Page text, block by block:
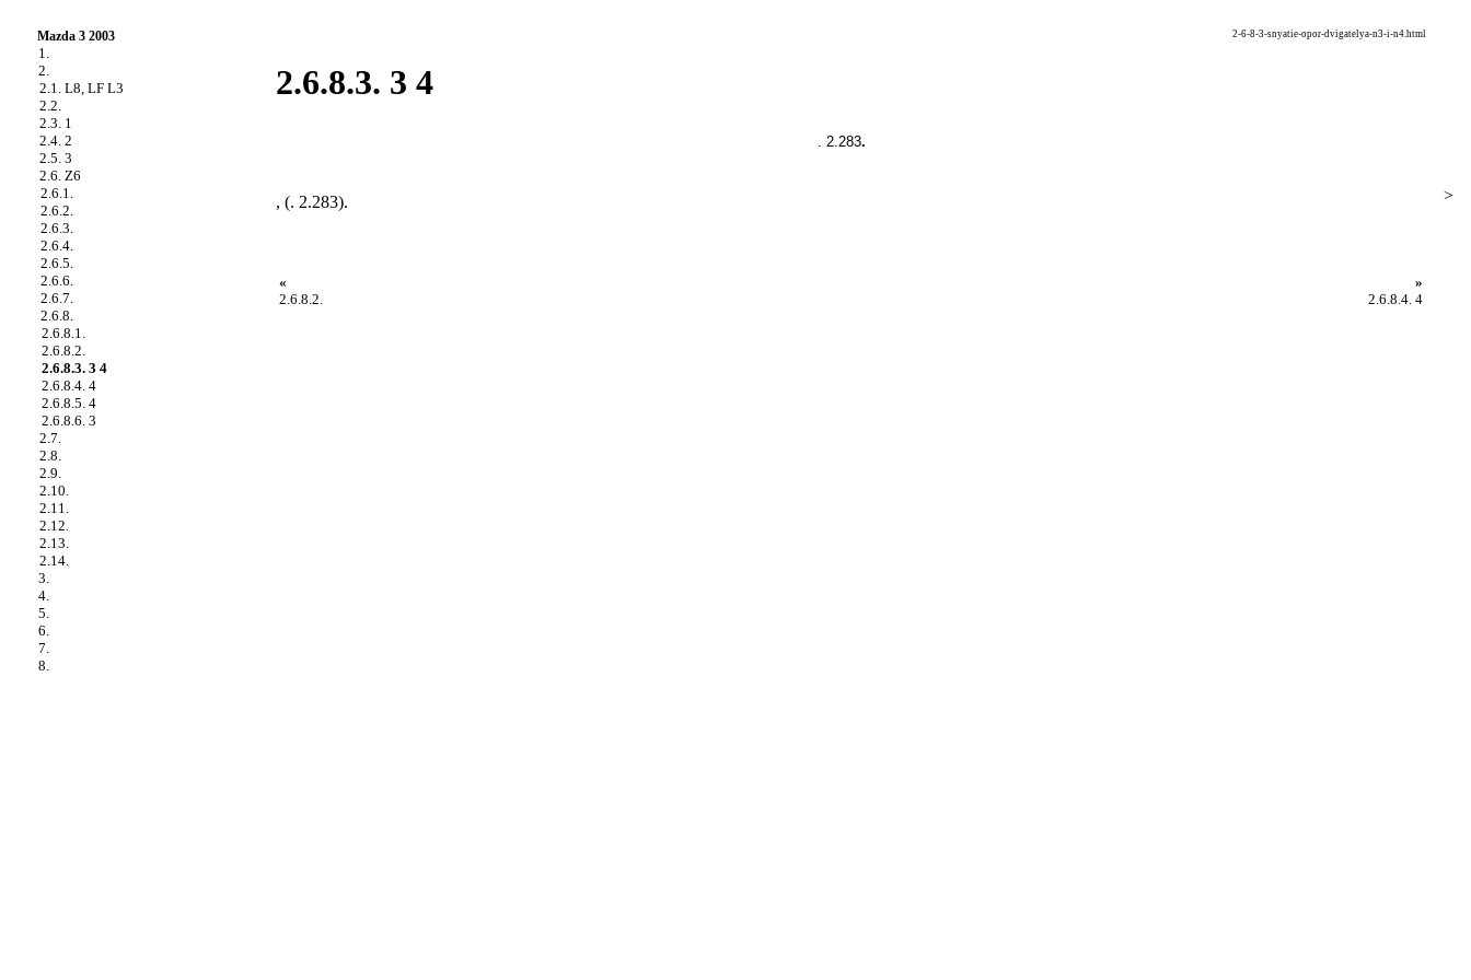
Mazda 3 2003
1.
2.
2.1. L8, LF L3
2.2.
2.3. 1
2.4. 2
2.5. 3
2.6. Z6
2.6.1.
2.6.2.
2.6.3.
2.6.4.
2.6.5.
2.6.6.
2.6.7.
2.6.8.
2.6.8.1.
2.6.8.2.
2.6.8.3. 3 4
2.6.8.4. 4
2.6.8.5. 4
2.6.8.6. 3
2.7.
2.8.
2.9.
2.10.
2.11.
2.12.
2.13.
2.14.
3.
4.
5.
6.
7.
8.
2-6-8-3-snyatie-opor-dvigatelya-n3-i-n4.html
2.6.8.3. 3 4
. 2.283.
, (. 2.283).
«
2.6.8.2.
»
2.6.8.4. 4
>